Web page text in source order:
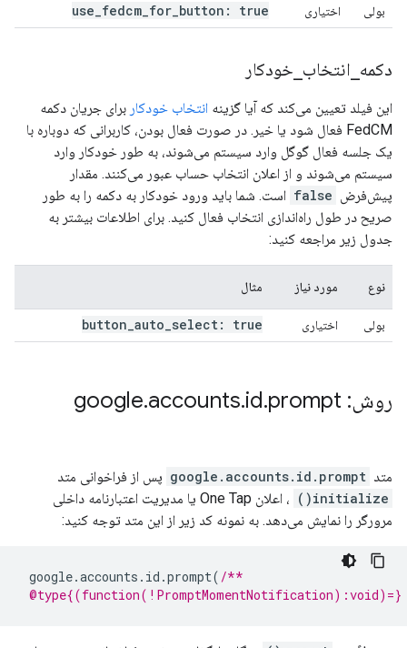
بولی اختیاری use fedcm for button: true
دکمه انتخاب خودکار
این فیلد تعیین می‌کند که آیا گزینه انتخاب خودکار برای جریان دکمه
FedCM فعال شود یا خیر. در صورت فعال بودن، کاربرانی که دوباره با
یک جلسه فعال گوگل وارد سیستم می‌شوند، به طور خودکار وارد
سیستم می‌شوند و از اعلان انتخاب حساب عبور می‌کنند. مقدار
پیش‌فرض false است. شما باید ورود خودکار به دکمه را به طور
صریح در طول راه‌اندازی انتخاب فعال کنید. برای اطلاعات بیشتر به
جدول زیر مراجعه کنید:
نوع مورد نیاز مثال
بولی اختیاری button auto select: true
روش: google .accounts.id.prompt
متد google.accounts.id.prompt پس از فراخوانی متد
initialize()
، اعلان One Tap یا مدیریت اعتبارنامه داخلی
مرورگر را نمایش می‌دهد. به نمونه کد زیر از این متد توجه کنید:
google.accounts . id .prompt( /**